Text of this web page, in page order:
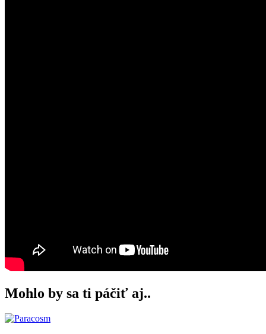
Mohlo by sa ti páčiť aj..